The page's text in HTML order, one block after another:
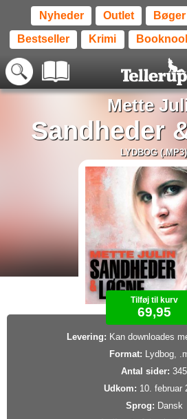
Nyheder Outlet
Bestseller Krimi
Mette
Sandheder
LYDBOG (.MP3)
Tilføj til kurv
69,95
Levering: Kan downloades
Format: Lydbog,
Antal sider: 345
Udkom: 10. februar
Sprog: Dansk